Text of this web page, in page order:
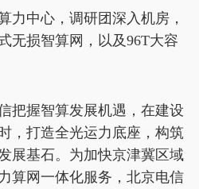
力中心，调研团深入机房，
无损智算网，以及96T大容
把握智算发展机遇，在建设
，打造全光运力底座，构筑
展基石。为加快京津冀区域
算网一体化服务，北京电信